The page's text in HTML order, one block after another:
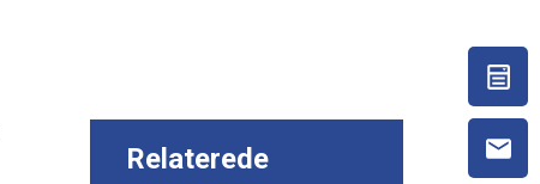
Relaterede